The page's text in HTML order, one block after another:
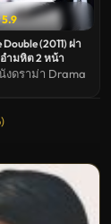
5.9
Double (2011) ผ่า
อำมหิต 2 หน้า
งดราม่า Drama